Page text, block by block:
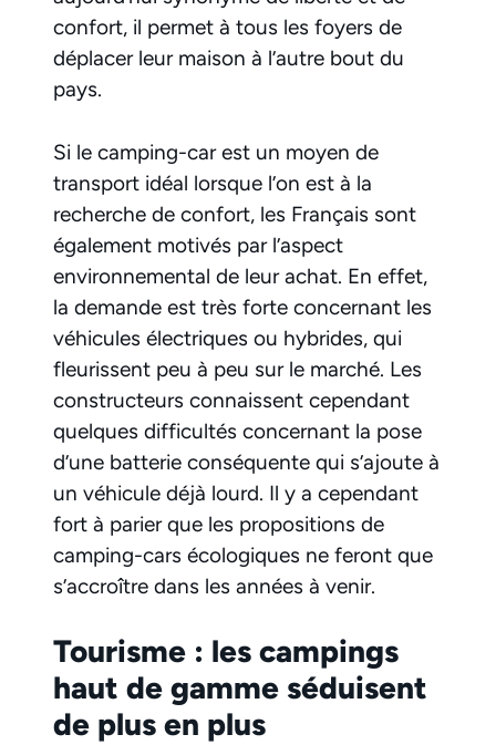
confort, il permet à tous les foyers de
déplacer leur maison à l’autre bout du
pays.
Si le camping-car est un moyen de
transport idéal lorsque l’on est à la
recherche de confort, les Français sont
également motivés par l’aspect
environnemental de leur achat. En effet,
la demande est très forte concernant les
véhicules électriques ou hybrides, qui
fleurissent peu à peu sur le marché. Les
constructeurs connaissent cependant
quelques difficultés concernant la pose
d’une batterie conséquente qui s’ajoute à
un véhicule déjà lourd. Il y a cependant
fort à parier que les propositions de
camping-cars écologiques ne feront que
s’accroître dans les années à venir.
Tourisme : les campings
haut de gamme séduisent
de plus en plus